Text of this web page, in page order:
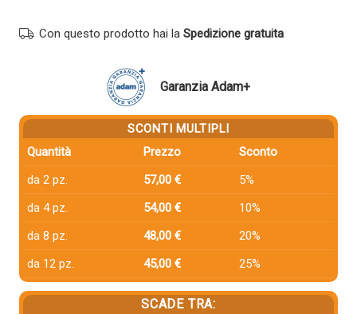
quantità
Con questo prodotto hai la Spedizione gratuita
Garanzia Adam+
SCONTI MULTIPLI
Quantità
Prezzo
Sconto
da 2 pz.
57,00 €
5%
da 4 pz.
54,00 €
10%
da 8 pz.
48,00 €
20%
da 12 pz.
45,00 € 25%
SCADE TRA: